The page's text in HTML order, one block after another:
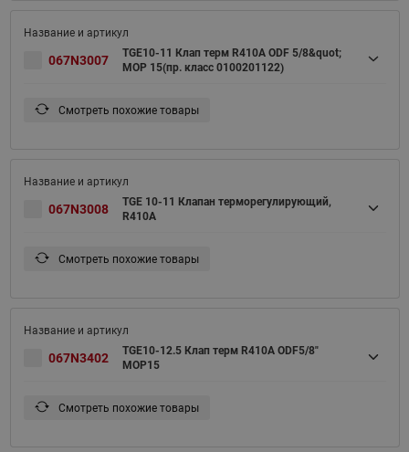
067N3007
TGE10-11 Клап терм R410A ODF 5/8&quot;
MOP 15(пр. класс 0100201122)
Смотреть похожие товары
067N3008
TGE 10-11 Клапан терморегулирующий,
R410A
Смотреть похожие товары
067N3402
TGE10-12.5 Клап терм R410A ODF5/8"
MOP15
Смотреть похожие товары